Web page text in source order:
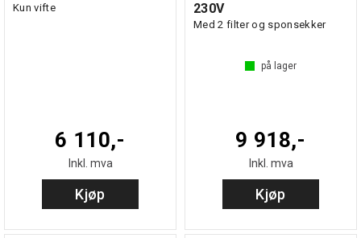
Kun vifte
6 110,-
Inkl. mva
Kjøp
230V
Med 2 filter og sponsekker
på lager
9 918,-
Inkl. mva
Kjøp